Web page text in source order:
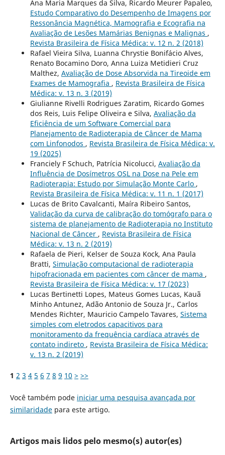
Ana Maria Marques da Silva, Ricardo Meurer Papaleo,
Estudo Comparativo do Desempenho de Imagens por
Ressonância Magnética, Mamografia e Ecografia na
Avaliação de Lesões Mamárias Benignas e Malignas ,
Revista Brasileira de Física Médica: v. 12 n. 2 (2018)
Rafael Vieira Silva, Luanna Chrystie Bonifácio Alves,
Renato Bocamino Doro, Anna Luiza Metidieri Cruz
Malthez, Avaliação de Dose Absorvida na Tireoide em
Exames de Mamografia , Revista Brasileira de Física
Médica: v. 13 n. 3 (2019)
Giulianne Rivelli Rodrigues Zaratim, Ricardo Gomes
dos Reis, Luis Felipe Oliveira e Silva, Avaliação da
Eficiência de um Software Comercial para
Planejamento de Radioterapia de Câncer de Mama
com Linfonodos , Revista Brasileira de Física Médica: v.
19 (2025)
Franciely F Schuch, Patrícia Nicolucci, Avaliação da
Influência de Dosímetros OSL na Dose na Pele em
Radioterapia: Estudo por Simulação Monte Carlo ,
Revista Brasileira de Física Médica: v. 11 n. 1 (2017)
Lucas de Brito Cavalcanti, Maíra Ribeiro Santos,
Validação da curva de calibração do tomógrafo para o
sistema de planejamento de Radioterapia no Instituto
Nacional de Câncer , Revista Brasileira de Física
Médica: v. 13 n. 2 (2019)
Rafaela de Pieri, Kelser de Souza Kock, Ana Paula
Bratti, Simulação computacional de radioterapia
hipofracionada em pacientes com câncer de mama ,
Revista Brasileira de Física Médica: v. 17 (2023)
Lucas Bertinetti Lopes, Mateus Gomes Lucas, Kauã
Minho Antunez, Adão Antonio de Souza Jr., Carlos
Mendes Richter, Mauricio Campelo Tavares, Sistema
simples com eletrodos capacitivos para
monitoramento da frequência cardíaca através de
contato indireto , Revista Brasileira de Física Médica:
v. 13 n. 2 (2019)
1 2 3 4 5 6 7 8 9 10 > >>
Você também pode iniciar uma pesquisa avançada por
similaridadepara este artigo.
Artigos mais lidos pelo mesmo(s) autor(es)